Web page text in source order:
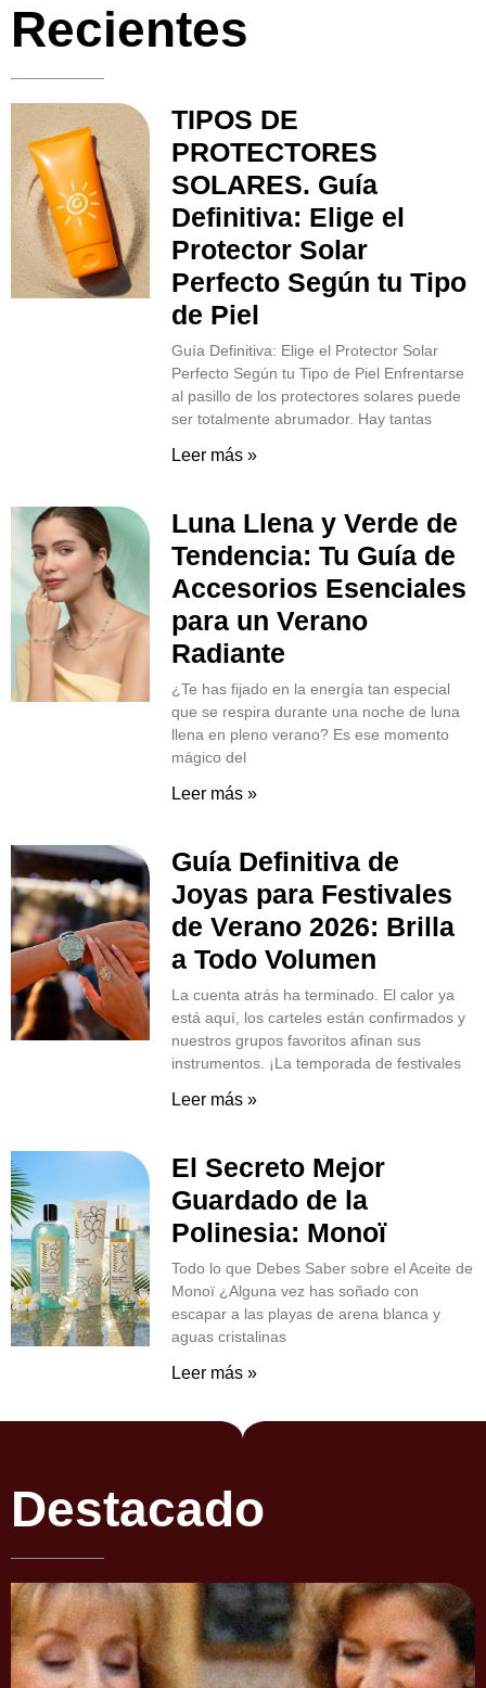
Recientes
TIPOS DE
PROTECTORES
SOLARES. Guía
Definitiva: Elige el
Protector Solar
Perfecto Según tu Tipo
de Piel
Guía Definitiva: Elige el Protector Solar
Perfecto Según tu Tipo de Piel Enfrentarse
al pasillo de los protectores solares puede
ser totalmente abrumador. Hay tantas
Leer más »
Luna Llena y Verde de
Tendencia: Tu Guía de
Accesorios Esenciales
para un Verano
Radiante
¿Te has fijado en la energía tan especial
que se respira durante una noche de luna
llena en pleno verano? Es ese momento
mágico del
Leer más »
Guía Definitiva de
Joyas para Festivales
de Verano 2026: Brilla
a Todo Volumen
La cuenta atrás ha terminado. El calor ya
está aquí, los carteles están confirmados y
nuestros grupos favoritos afinan sus
instrumentos. ¡La temporada de festivales
Leer más »
El Secreto Mejor
Guardado de la
Polinesia: Monoï
Todo lo que Debes Saber sobre el Aceite de
Monoï ¿Alguna vez has soñado con
escapar a las playas de arena blanca y
aguas cristalinas
Leer más »
Destacado